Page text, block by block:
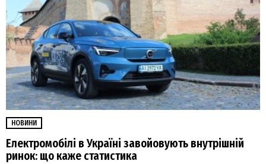
НОВИНИ
Електромобілі в Україні завойовують внутрішній
ринок: що каже статистика